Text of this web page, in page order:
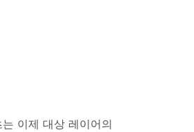
이제 대상 레이어의